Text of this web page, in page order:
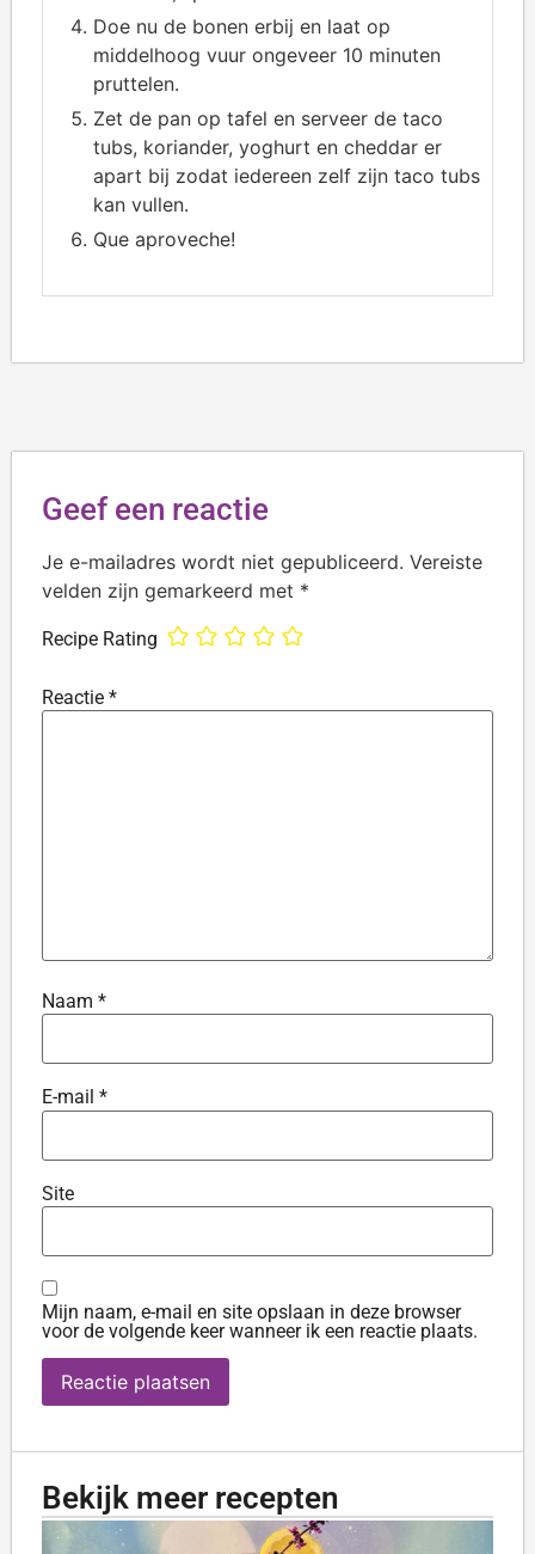
Doe nu de bonen erbij en laat op
middelhoog vuur ongeveer 10 minuten
pruttelen.
Zet de pan op tafel en serveer de taco
tubs, koriander, yoghurt en cheddar er
apart bij zodat iedereen zelf zijn taco tubs
kan vullen.
Que aproveche!
Geef een reactie
Je e-mailadres wordt niet gepubliceerd. Vereiste
velden zijn gemarkeerd met *
Recipe Rating
Reactie *
Naam *
E-mail *
Site
Mijn naam, e-mail en site opslaan in deze browser
voor de volgende keer wanneer ik een reactie plaats.
Bekijk meer recepten